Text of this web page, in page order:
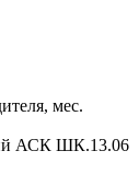
мес.
АСК ШК.13.06